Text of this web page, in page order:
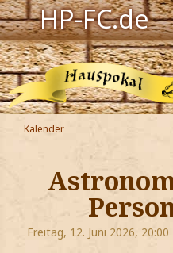
HP-FC.de
Navigation
Harry
Der HP-FC
Hogwarts
Zauberwelt
Kalender
Freitag, 12. Juni 2026, 20:00